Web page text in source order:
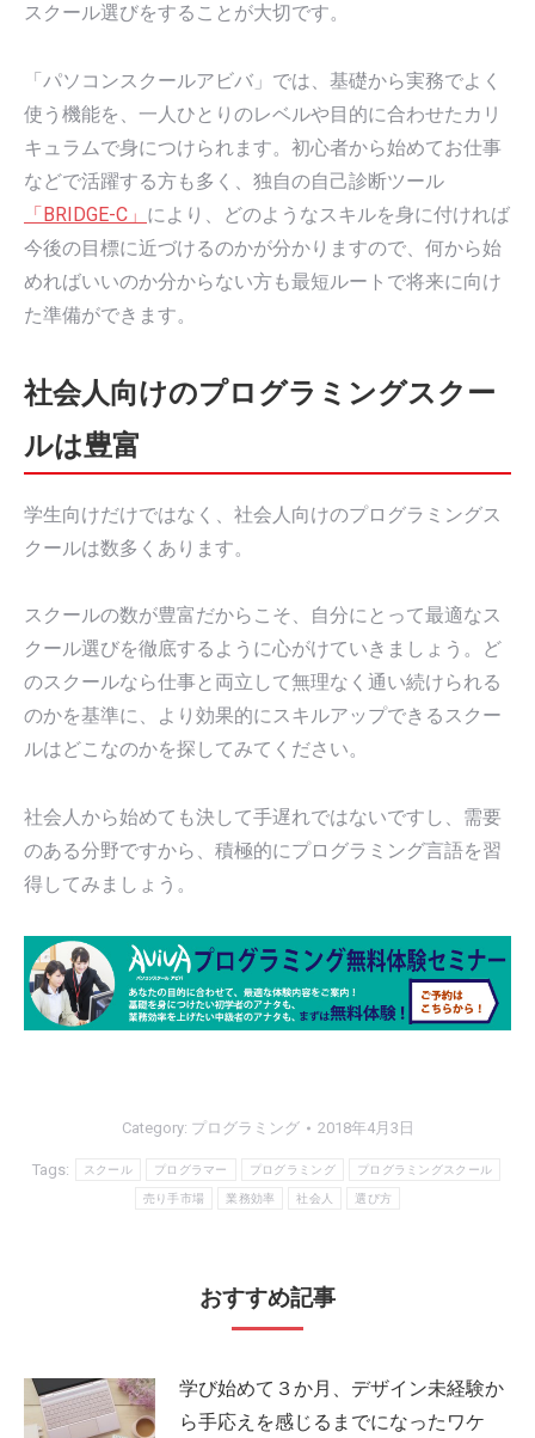
スクール選びをすることが大切です。
「パソコンスクールアビバ」では、基礎から実務でよく
使う機能を、一人ひとりのレベルや目的に合わせたカリ
キュラムで身につけられます。初心者から始めてお仕事
などで活躍する方も多く、独自の自己診断ツール
「BRIDGE-C」 により、どのようなスキルを身に付ければ
今後の目標に近づけるのかが分かりますので、何から始
めればいいのか分からない方も最短ルートで将来に向け
た準備ができます。
社会人向けのプログラミングスクー
ルは豊富
学生向けだけではなく、社会人向けのプログラミングス
クールは数多くあります。
スクールの数が豊富だからこそ、自分にとって最適なス
クール選びを徹底するように心がけていきましょう。ど
のスクールなら仕事と両立して無理なく通い続けられる
のかを基準に、より効果的にスキルアップできるスクー
ルはどこなのかを探してみてください。
社会人から始めても決して手遅れではないですし、需要
のある分野ですから、積極的にプログラミング言語を習
得してみましょう。
Category: プログラミング 2018年4月3日
Tags: スクール プログラマー プログラミング プログラミングスクール
売り手市場 業務効率 社会人 選び方
おすすめ記事
学び始めて３か月、デザイン未経験か
ら手応えを感じるまでになったワケ